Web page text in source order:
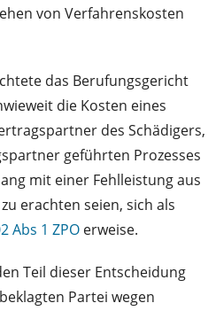
von Verfahrenskosten
das Berufungsgericht
die Kosten eines
des Schädigers,
geführten Prozesses
mit einer Fehlleistung aus
erachten seien, sich als
Abs 1 ZPO erweise.
Teil dieser Entscheidung
Partei wegen